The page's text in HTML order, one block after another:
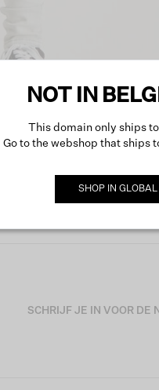
SCHRIJF JE IN VOOR DE
NOT IN
This domain only ships
Go to the webshop that ships
SHOP IN GLOBAL